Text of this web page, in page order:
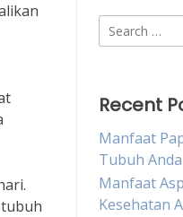
Search
for:
Recent
Manfaat
Tubuh Anda
Manfaat
Kesehatan